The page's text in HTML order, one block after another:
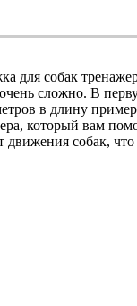
для собак
сложно. В
в длину
который вам
движения собак,